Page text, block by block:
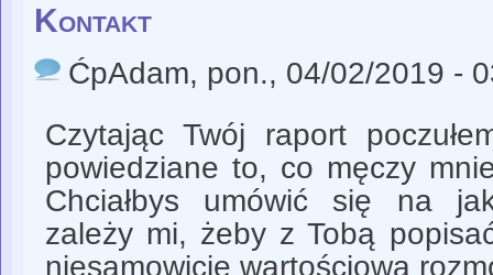
Kontakt
ĆpAdam, pon., 04/02/2019 -
Czytając Twój raport
powiedziane to, co męczy
Chciałbys umówić się na
zależy mi, żeby z Tobą
niesamowicie wartościowa